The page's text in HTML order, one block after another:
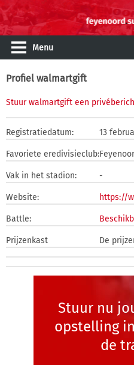
Menu
Profiel walmartgift
Stuur walmartgift een
Registratiedatum: 13
Favoriete eredivisieclub:
Vak in het stadion: -
Website: https://
Battle:
Prijzenkast De
Stuur nu
opstelling
de